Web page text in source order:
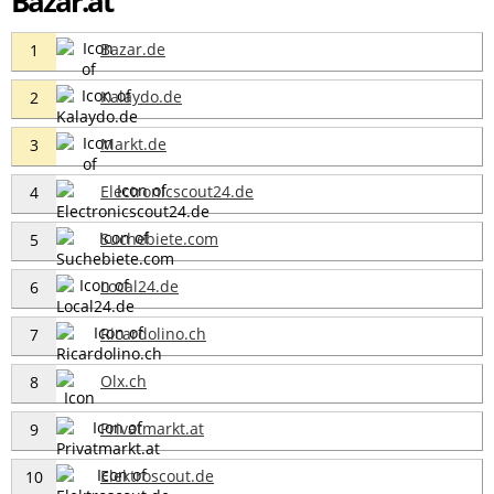
1 Bazar.de
2 Kalaydo.de
3 Markt.de
4 Electronicscout24.de
5 Suchebiete.com
6 Local24.de
7 Ricardolino.ch
8 Olx.ch
9 Privatmarkt.at
10 Elektroscout.de